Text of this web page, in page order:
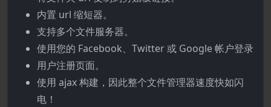
内置 url 缩短器。
支持多个文件服务器。
使用您的 Facebook、Twitter 或 Google 帐户登录
用户注册页面。
使用 ajax 构建，因此整个文件管理器速度快如闪
电！